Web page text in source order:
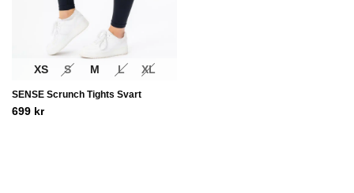
XS S M L XL
SENSE Scrunch Tights Svart
699 kr